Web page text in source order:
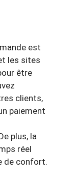
est
les sites
être
clients,
paiement
plus, la
réel
de confort.